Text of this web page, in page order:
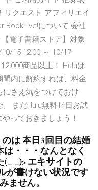
リクエスト アフィリエイ
BookLive!について 会社
電子書籍ストア】対象
15 12:00 ～ 10/17
商品以上！ Huluは
内に解約すれば、料金
さえ気をつけておけ
まだHulu無料14日お試
っておきましょう！
は 本日3回目の結婚
・・・なんとなく
_)> エキサイトの
が書けない状況です
ません。